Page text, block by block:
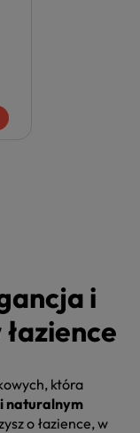
i
która
naturalnym
o łazience, w